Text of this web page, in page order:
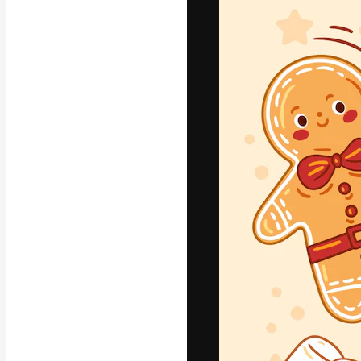
La
migliori lavori.
creativi,
Italiano
Copyright © 2010-